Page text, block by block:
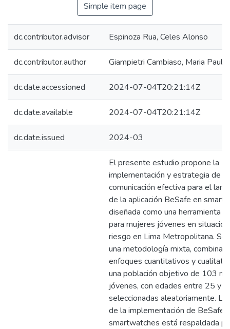
Simple item page
dc.contributor.advisor Espinoza Rua, Celes Alonso
dc.contributor.author Giampietri Cambiaso, Maria
dc.date.accessioned 2024-07-04T20:21:14Z
dc.date.available 2024-07-04T20:21:14Z
dc.date.issued 2024-03
El presente estudio propone la
implementación y estrategia de
comunicación efectiva para el
de la aplicación BeSafe en
diseñada como una herramienta
para mujeres jóvenes en
riesgo en Lima Metropolitana. Se
una metodología mixta,
enfoques cuantitativos y
una población objetivo de 103
jóvenes, con edades entre 25 y
seleccionadas aleatoriamente. La
de la implementación de BeSafe
smartwatches está respaldada